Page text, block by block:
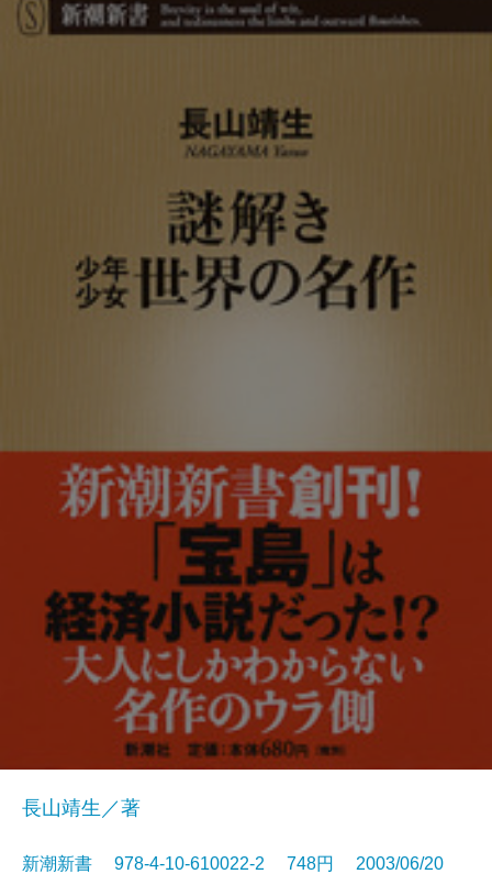
長山靖生／著
新潮新書 978-4-10-610022-2 748円 2003/06/20